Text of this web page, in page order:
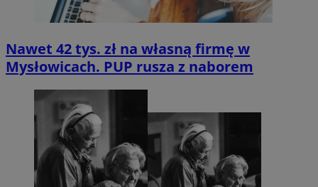
Nawet 42 tys. zł na własną firmę w
Mysłowicach. PUP rusza z naborem